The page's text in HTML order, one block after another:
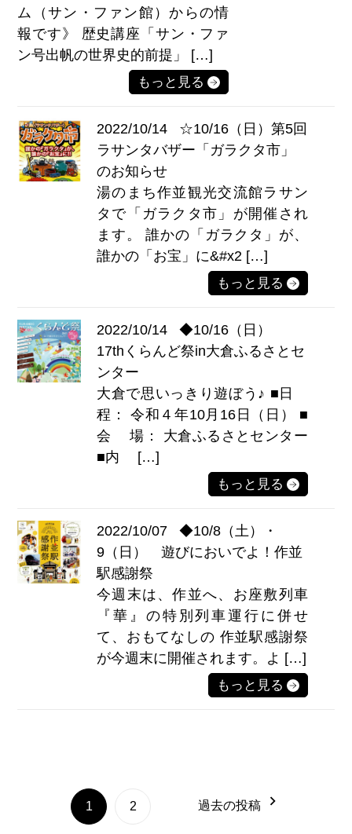
ム（サン・ファン館）からの情
報です》 歴史講座「サン・ファ
ン号出帆の世界史的前提」 […]
もっと見る
2022/10/14
☆10/16（日）第5回
ラサンタバザー「ガラクタ市」
のお知らせ
湯のまち作並観光交流館ラサン
タで「ガラクタ市」が開催され
ます。 誰かの「ガラクタ」が、
誰かの「お宝」に&#x2 […]
もっと見る
2022/10/14
◆10/16（日）
17thくらんど祭in大倉ふるさとセ
ンター
大倉で思いっきり遊ぼう♪ ■日
程： 令和４年10月16日（日） ■
会 場： 大倉ふるさとセンター
■内 […]
もっと見る
2022/10/07
◆10/8（土）・
9（日） 遊びにおいでよ！作並
駅感謝祭
今週末は、作並へ、お座敷列車
『華』の特別列車運行に併せ
て、おもてなしの 作並駅感謝祭
が今週末に開催されます。よ […]
もっと見る
1 2 過去の投稿